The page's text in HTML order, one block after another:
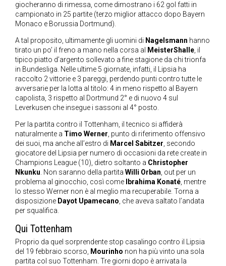
giocheranno di rimessa, come dimostrano i 62 gol fatti in
campionato in 25 partite (terzo miglior attacco dopo Bayern
Monaco e Borussia Dortmund).
A tal proposito, ultimamente gli uomini di Nagelsmann hanno
tirato un po’ il freno a mano nella corsa al
MeisterShalle, il
tipico piatto d’argento sollevato a fine stagione da chi trionfa
in Bundesliga. Nelle ultime 5 giornate, infatti, il Lipsia ha
raccolto 2 vittorie e 3 pareggi, perdendo punti contro tutte le
avversarie per la lotta al titolo: 4 in meno rispetto al Bayern
capolista, 3 rispetto al Dortmund 2° e di nuovo 4 sul
Leverkusen che insegue i sassoni al 4° posto.
Per la partita contro il Tottenham, il tecnico si affiderà
naturalmente a Timo Werner, punto di riferimento offensivo
dei suoi, ma anche all’estro di Marcel Sabitzer, secondo
giocatore del Lipsia per numero di occasioni da rete create in
Champions League (10), dietro soltanto a Christopher
Nkunku. Non saranno della partita Willi Orban, out per un
problema al ginocchio, così come Ibrahima Konaté, mentre
lo stesso Werner non è al meglio ma recuperabile. Torna a
disposizione Dayot Upamecano, che aveva saltato l’andata
per squalifica.
Qui Tottenham
Proprio da quel sorprendente stop casalingo contro il Lipsia
del 19 febbraio scorso, Mourinho non ha più vinto una sola
partita col suo Tottenham. Tre giorni dopo è arrivata la